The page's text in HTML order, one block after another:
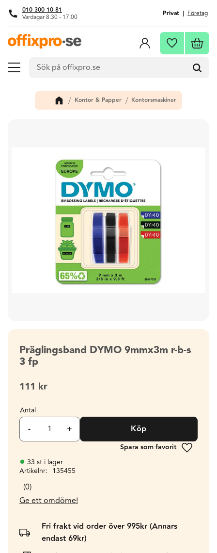
Meny
010 300 10 81
Vardagar 8.30 - 17.00 Privat Företag
Favoriter
Kontor & Papper Kontorsmaskiner
Präglingsband DYMO 9mmx3m r-b-s
3 fp
111 kr
Antal
+
- Köp
Lägg till
33 st i lager
Artikelnr
135455
0
Ge ett omdöme!
Fri frakt vid order över 995kr (Annars
endast 69kr)